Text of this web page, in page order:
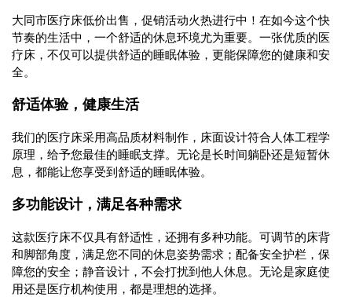
大同市医疗床低价出售，促销活动火热进行中！在如今这个快
节奏的生活中，一个舒适的休息环境尤为重要。一张优质的医
疗床，不仅可以提供舒适的睡眠体验，更能保障您的健康和安
全。
舒适体验，健康生活
我们的医疗床采用高品质材料制作，床面设计符合人体工程学
原理，给予您最佳的睡眠支撑。无论是长时间躺卧还是短暂休
息，都能让您享受到舒适的睡眠体验。
多功能设计，满足各种需求
这款医疗床不仅具有舒适性，还拥有多种功能。可调节的床背
和脚部角度，满足您不同的休息姿势需求；配备安全护栏，保
障您的安全；静音设计，不会打扰到他人休息。无论是家庭使
用还是医疗机构使用，都是理想的选择。